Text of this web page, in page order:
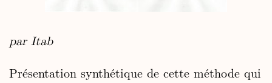
par Itab
Présentation synthétique de cette méthode qui